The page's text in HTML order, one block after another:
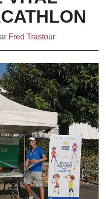
Fred Trastour